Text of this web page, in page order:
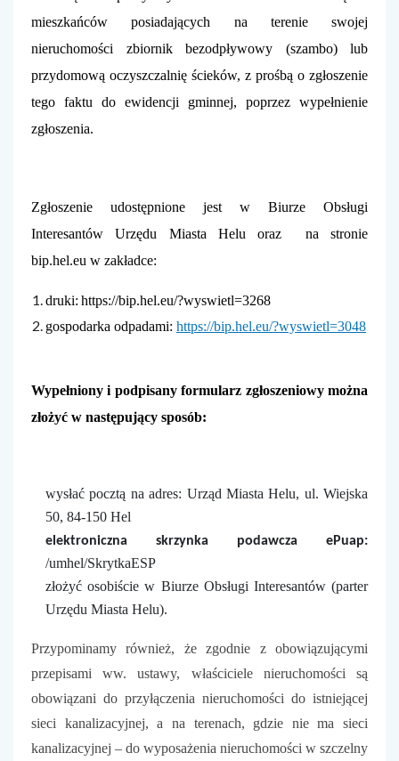
mieszkańców posiadających na terenie swojej
nieruchomości zbiornik bezodpływowy (szambo) lub
przydomową oczyszczalnię ścieków, z prośbą o zgłoszenie
tego faktu do ewidencji gminnej, poprzez wypełnienie
zgłoszenia.
Zgłoszenie udostępnione jest w Biurze Obsługi
Interesantów Urzędu Miasta Helu oraz na stronie
bip.hel.eu w zakładce:
druki: https://bip.hel.eu/?wyswietl=3268
gospodarka odpadami: https://bip.hel.eu/?wyswietl=3048
Wypełniony i podpisany formularz zgłoszeniowy można
złożyć w następujący sposób:
wysłać pocztą na adres: Urząd Miasta Helu, ul. Wiejska
50, 84-150 Hel
elektroniczna skrzynka podawcza ePuap:
/umhel/SkrytkaESP
złożyć osobiście w Biurze Obsługi Interesantów (parter
Urzędu Miasta Helu).
Przypominamy również, że zgodnie z obowiązującymi
przepisami ww. ustawy, właściciele nieruchomości są
obowiązani do przyłączenia nieruchomości do istniejącej
sieci kanalizacyjnej, a na terenach, gdzie nie ma sieci
kanalizacyjnej – do wyposażenia nieruchomości w szczelny